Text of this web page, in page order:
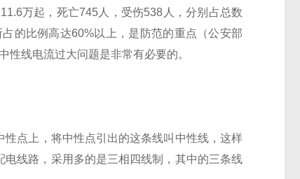
万起，死亡745人，受伤538人，分别占总数
的比例高达60%以上，是防范的重点（公安部
性线电流过大问题是非常有必要的。
点上，将中性点引出的这条线叫中性线，这样
线路，采用多的是三相四线制，其中的三条线